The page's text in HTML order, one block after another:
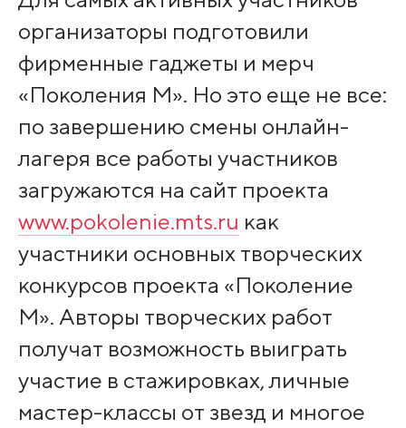
организаторы подготовили
фирменные гаджеты и мерч
«Поколения М». Но это еще не все:
по завершению смены онлайн-
лагеря все работы участников
загружаются на сайт проекта
www.pokolenie.mts.ru как
участники основных творческих
конкурсов проекта «Поколение
М». Авторы творческих работ
получат возможность выиграть
участие в стажировках, личные
мастер-классы от звезд и многое